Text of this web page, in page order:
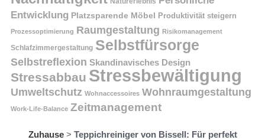
Entwicklung Platzsparende Möbel Produktivität steigern
Prozessoptimierung Raumgestaltung Risikomanagement
Schlafzimmergestaltung Selbstfürsorge
Selbstreflexion Skandinavisches Design
Stressabbau Stressbewältigung
Umweltschutz Wohnaccessoires Wohnraumgestaltung
Work-Life-Balance Zeitmanagement
Zuhause> Teppichreiniger von Bissell: Für perfekt